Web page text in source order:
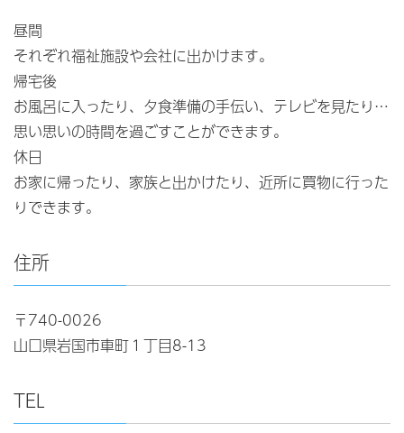
昼間
それぞれ福祉施設や会社に出かけます。
帰宅後
お風呂に入ったり、夕食準備の手伝い、テレビを見たり…
思い思いの時間を過ごすことができます。
休日
お家に帰ったり、家族と出かけたり、近所に買物に行った
りできます。
住所
〒740-0026
山口県岩国市車町１丁目8-13
TEL